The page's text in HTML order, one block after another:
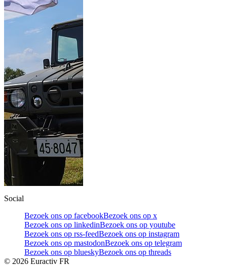
Social
Bezoek ons op facebookBezoek ons op x
Bezoek ons op linkedinBezoek ons op youtube
Bezoek ons op rss-feedBezoek ons op instagram
Bezoek ons op mastodonBezoek ons op telegram
Bezoek ons op blueskyBezoek ons op threads
© 2026 Euractiv FR